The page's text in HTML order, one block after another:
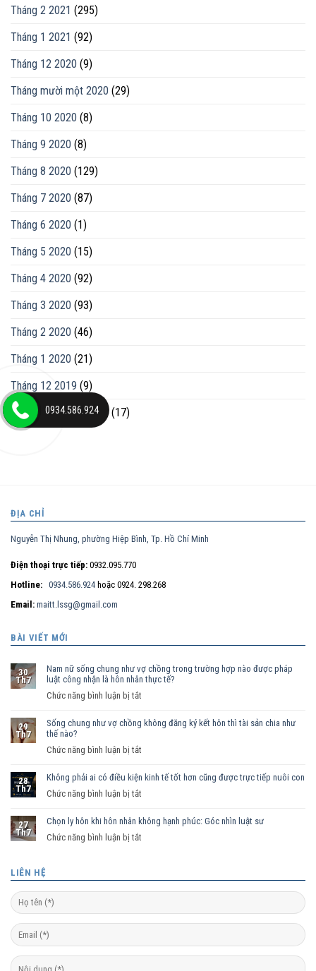
Tháng 2 2021 (295)
Tháng 1 2021 (92)
Tháng 12 2020 (9)
Tháng mười một 2020 (29)
Tháng 10 2020 (8)
Tháng 9 2020 (8)
Tháng 8 2020 (129)
Tháng 7 2020 (87)
Tháng 6 2020 (1)
Tháng 5 2020 (15)
Tháng 4 2020 (92)
Tháng 3 2020 (93)
Tháng 2 2020 (46)
Tháng 1 2020 (21)
Tháng 12 2019 (9)
Tháng mười một 2019(17)
ĐỊA CHỈ
Nguyễn Thị Nhung, phường Hiệp Bình, Tp. Hồ Chí Minh
Điện thoại trực tiếp: 0932.095.770
Hotline: 0934.586.924 hoặc 0924. 298.268
Email: maitt.lssg@gmail.com
BÀI VIẾT MỚI
30
Th7
Nam nữ sống chung như vợ chồng trong trường hợp nào được pháp
luật công nhận là hôn nhân thực tế?
Chức năng bình luận bị tắt
nữ
vợ
trường
pháp
luật
nhận
hôn
29
Th7
Sống chung như vợ chồng không đăng ký kết hôn thì tài sản chia như
thế nào?
Chức năng bình luận bị tắt
chung
chồng
hôn
chia
28
Th7
Không phải ai có điều kiện kinh tế tốt hơn cũng được trực tiếp nuôi con
Chức năng bình luận bị tắt
phải
kiện
kinh
cũng
27
Th7
Chọn ly hôn khi hôn nhân không hạnh phúc: Góc nhìn luật sư
Chức năng bình luận bị tắt
hôn
khi
nhân
hạnh
LIÊN HỆ
0934.586.924